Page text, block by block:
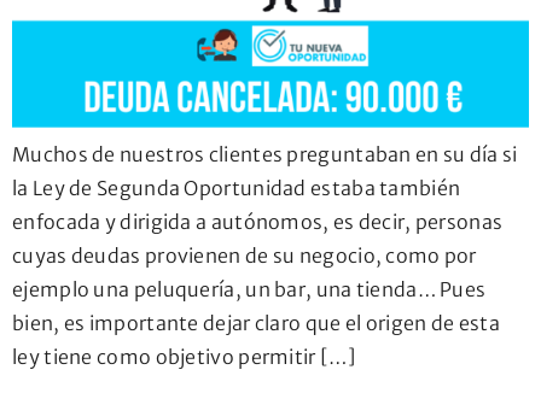
Muchos de nuestros clientes preguntaban en su día si
la Ley de Segunda Oportunidad estaba también
enfocada y dirigida a autónomos, es decir, personas
cuyas deudas provienen de su negocio, como por
ejemplo una peluquería, un bar, una tienda… Pues
bien, es importante dejar claro que el origen de esta
ley tiene como objetivo permitir […]